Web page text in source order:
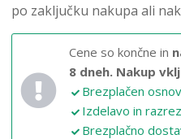
po zaključku nakupa ali
Cene so končne in
8 dneh. Nakup
Brezplačen
Izdelavo in
Brezplačno